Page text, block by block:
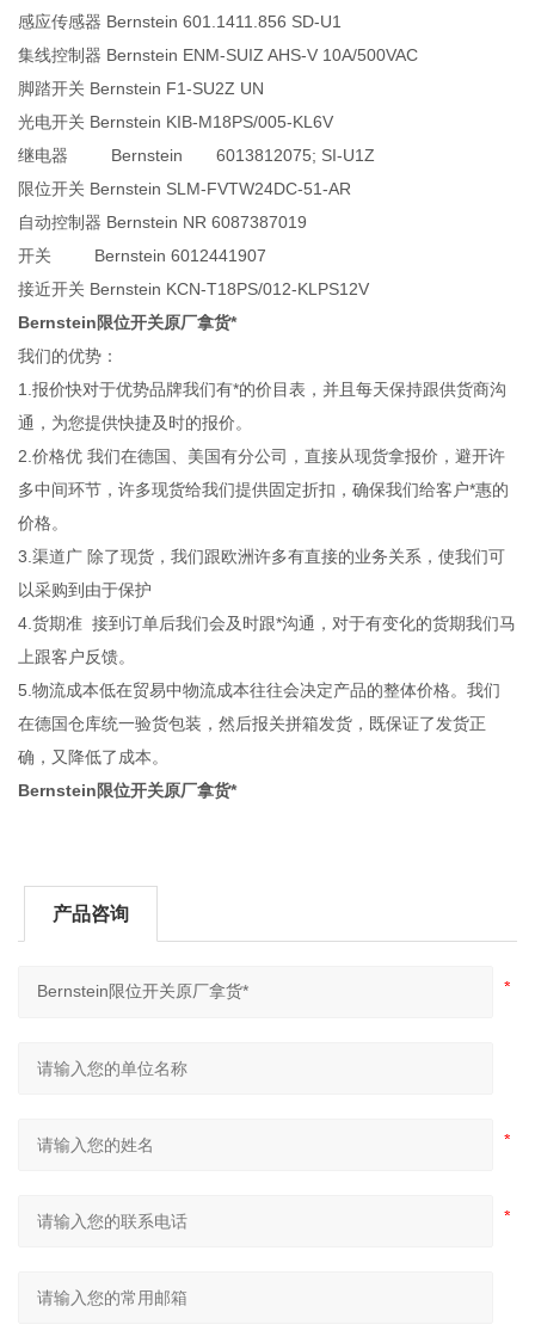
感应传感器 Bernstein 601.1411.856 SD-U1
集线控制器 Bernstein ENM-SUIZ AHS-V 10A/500VAC
脚踏开关 Bernstein F1-SU2Z UN
光电开关 Bernstein KIB-M18PS/005-KL6V
继电器 Bernstein 6013812075; SI-U1Z
限位开关 Bernstein SLM-FVTW24DC-51-AR
自动控制器 Bernstein NR 6087387019
开关 Bernstein 6012441907
接近开关 Bernstein KCN-T18PS/012-KLPS12V
Bernstein限位开关原厂拿货*
我们的优势：
1.报价快对于优势品牌我们有*的价目表，并且每天保持跟供货商沟
通，为您提供快捷及时的报价。
2.价格优 我们在德国、美国有分公司，直接从现货拿报价，避开许
多中间环节，许多现货给我们提供固定折扣，确保我们给客户*惠的
价格。
3.渠道广 除了现货，我们跟欧洲许多有直接的业务关系，使我们可
以采购到由于保护
4.货期准 接到订单后我们会及时跟*沟通，对于有变化的货期我们马
上跟客户反馈。
5.物流成本低在贸易中物流成本往往会决定产品的整体价格。我们
在德国仓库统一验货包装，然后报关拼箱发货，既保证了发货正
确，又降低了成本。
Bernstein限位开关原厂拿货*
产品咨询